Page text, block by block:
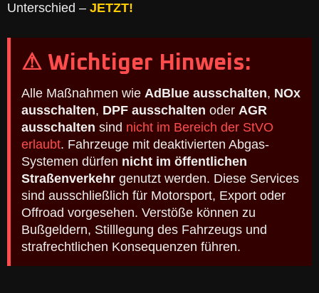
Unterschied – JETZT!
⚠ Wichtiger Hinweis:
Alle Maßnahmen wie AdBlue ausschalten, NOx
ausschalten, DPF ausschalten oder AGR
ausschalten sind nicht im Bereich der StVO
erlaubt. Fahrzeuge mit deaktivierten Abgas-
Systemen dürfen nicht im öffentlichen
Straßenverkehr genutzt werden. Diese Services
sind ausschließlich für Motorsport, Export oder
Offroad vorgesehen. Verstöße können zu
Bußgeldern, Stilllegung des Fahrzeugs und
strafrechtlichen Konsequenzen führen.